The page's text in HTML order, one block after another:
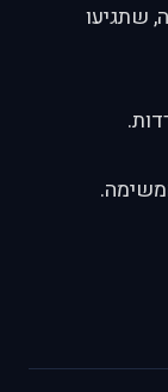
שתגיעו